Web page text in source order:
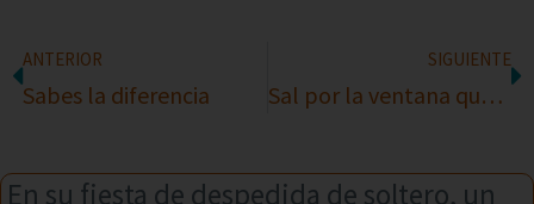
ANTERIOR
Sabes la diferencia
SIGUIENTE
Sal por la ventana que viene mi marido
En su fiesta de despedida de soltero, un